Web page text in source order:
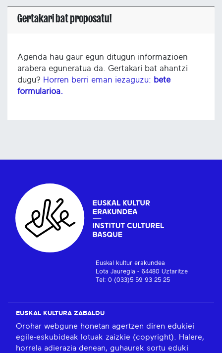
Gertakari bat proposatu!
Agenda hau gaur egun ditugun informazioen
arabera eguneratua da. Gertakari bat ahantzi
dugu? Horren berri eman iezaguzu: bete
formularioa.
Euskal kultur erakundea
Lota Jauregia - 64480 Uztaritze
Tel: 0 (033)5 59 93 25 25
EUSKAL KULTURA ZABALDU
Orohar webgune honetan agertzen diren edukiei
egile-eskubideak lotuak zaizkie (copyright). Halere,
horrela adierazia denean, guhaurek sortu eduki